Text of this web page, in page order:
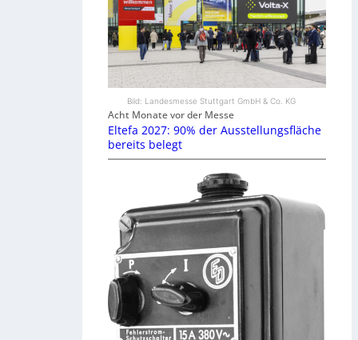
Bild: Landesmesse Stuttgart GmbH & Co. KG
Acht Monate vor der Messe
Eltefa 2027: 90% der Ausstellungsfläche
bereits belegt